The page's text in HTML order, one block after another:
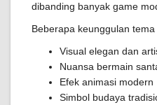
dibanding banyak game
Beberapa keunggulan
Visual elegan dan
Nuansa bermain
Efek animasi modern
Simbol budaya